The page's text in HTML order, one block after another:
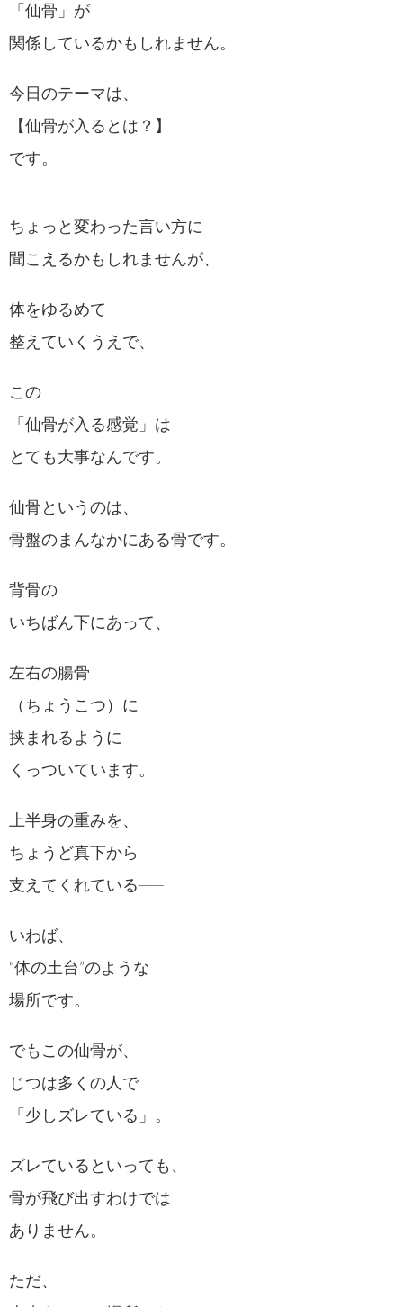
「仙骨」が
関係しているかもしれません。
今日のテーマは、
【仙骨が入るとは？】
です。
ちょっと変わった言い方に
聞こえるかもしれませんが、
体をゆるめて
整えていくうえで、
この
「仙骨が入る感覚」は
とても大事なんです。
仙骨というのは、
骨盤のまんなかにある骨です。
背骨の
いちばん下にあって、
左右の腸骨
（ちょうこつ）に
挟まれるように
くっついています。
上半身の重みを、
ちょうど真下から
支えてくれている──
いわば、
“体の土台”のような
場所です。
でもこの仙骨が、
じつは多くの人で
「少しズレている」。
ズレているといっても、
骨が飛び出すわけでは
ありません。
ただ、